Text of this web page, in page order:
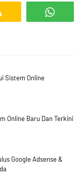
Sistem Online
Online Baru Dan Terkini
Google Adsense &